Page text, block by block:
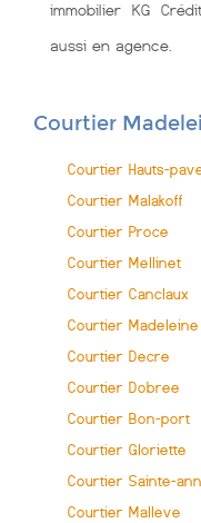
immobilier KG
aussi en agence.
Courtier
Courtier Hauts-
Courtier Malakoff
Courtier Proce
Courtier Mellinet
Courtier Canclaux
Courtier Madeleine
Courtier Decre
Courtier Dobree
Courtier Bon-port
Courtier Gloriette
Courtier Sainte-
Courtier Malleve